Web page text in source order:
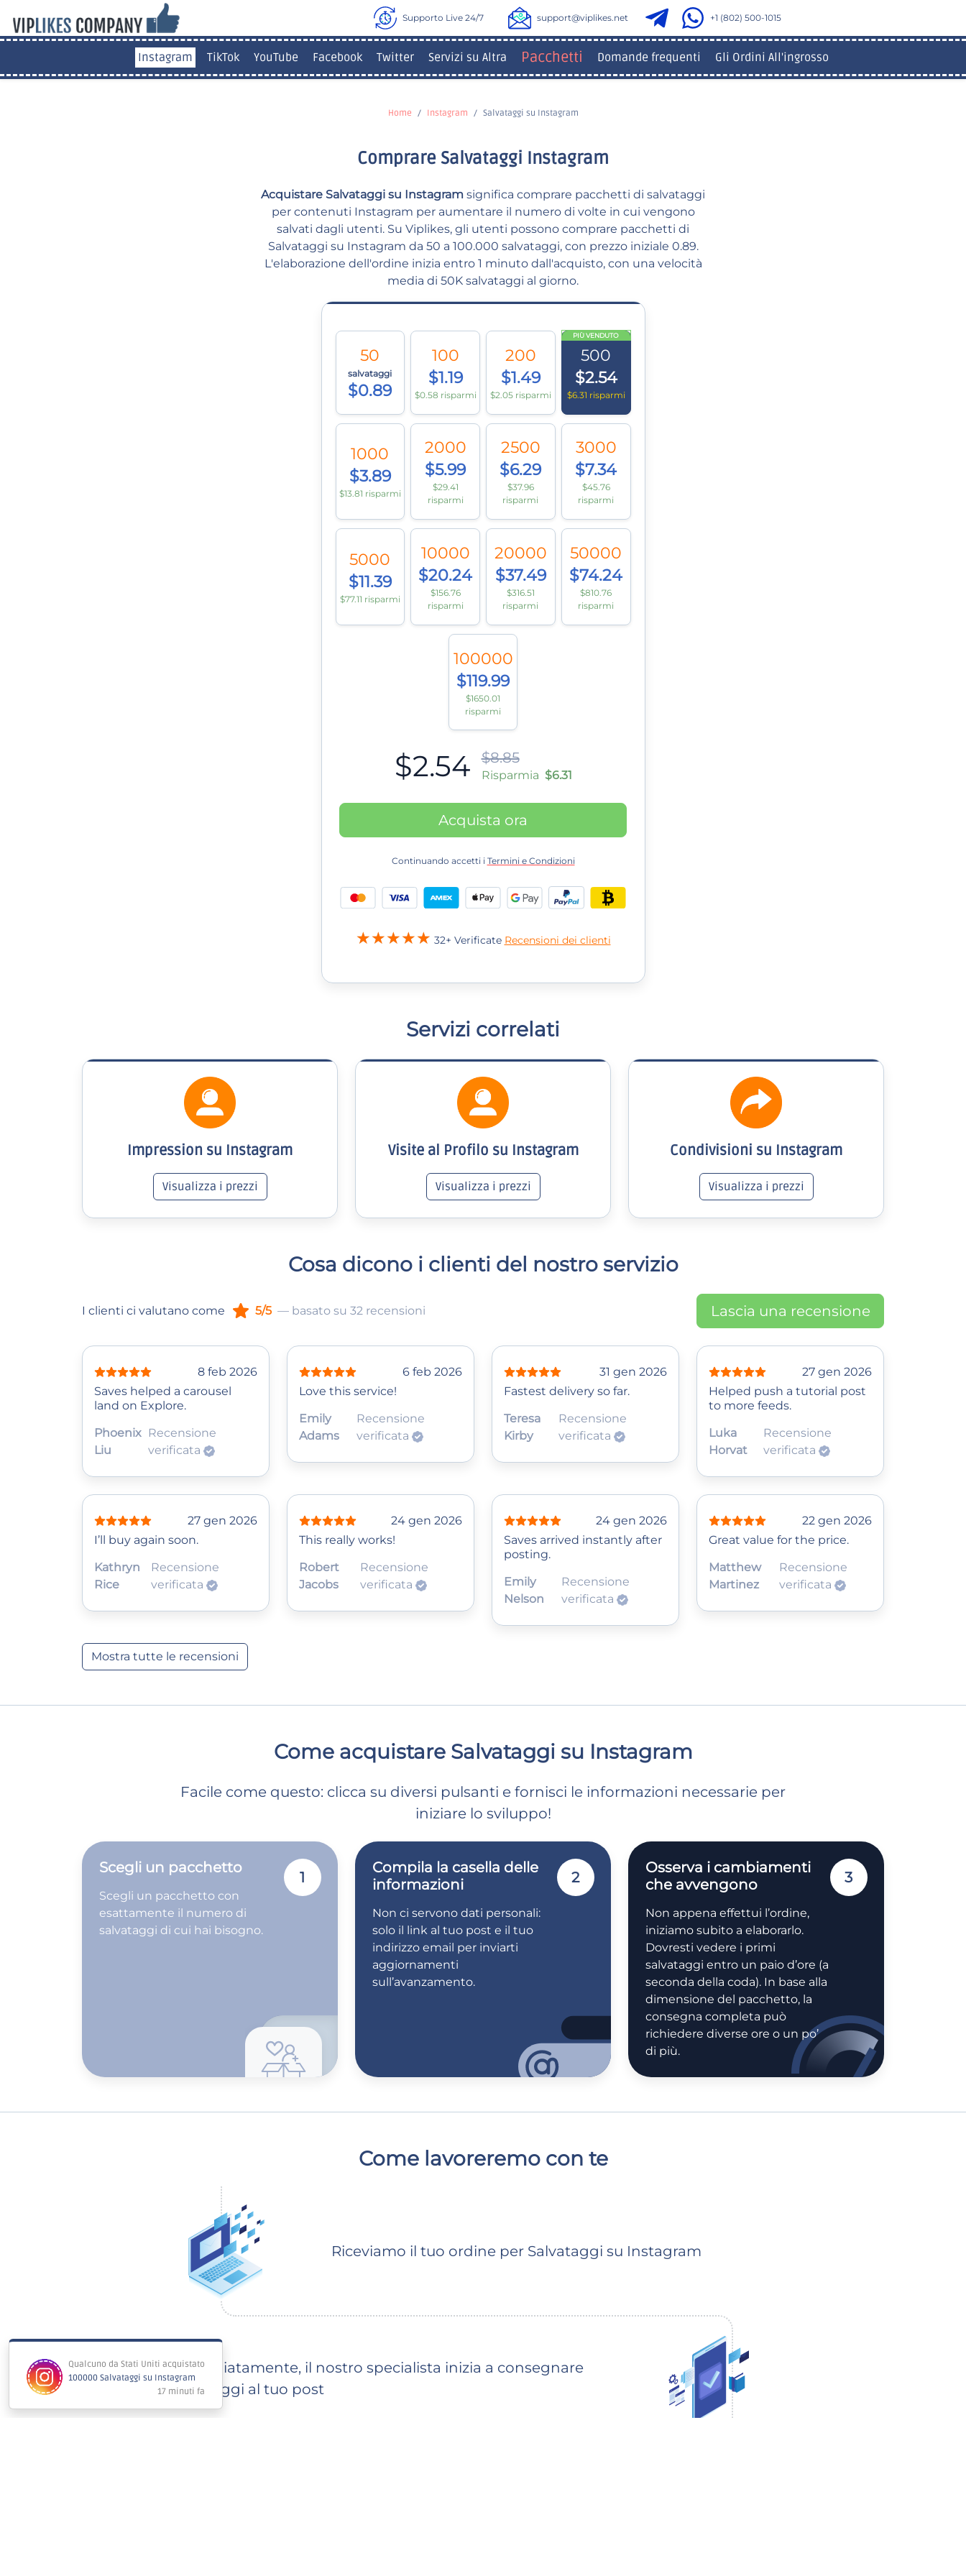
Supporto Live 24/7 support@viplikes.net +1 (802) 500-1015
Instagram TikTok YouTube Facebook Twitter Servizi su Altra Pacchetti Domande frequenti Gli Ordini All'ingrosso
Home Instagram Salvataggi su Instagram
Comprare Salvataggi Instagram
Acquistare Salvataggi su Instagram significa comprare pacchetti di salvataggi
per contenuti Instagram per aumentare il numero di volte in cui vengono
salvati dagli utenti. Su Viplikes, gli utenti possono comprare pacchetti di
Salvataggi su Instagram da 50 a 100.000 salvataggi, con prezzo iniziale 0.89.
L'elaborazione dell'ordine inizia entro 1 minuto dall'acquisto, con una velocità
media di 50K salvataggi al giorno.
50
salvataggi
$0.89
100
$1.19
$0.58 risparmi
200
$1.49
$2.05 risparmi
PIÙ VENDUTO
500
$2.54
$6.31 risparmi
1000
$3.89
$13.81 risparmi
2000
$5.99
$29.41
risparmi
2500
$6.29
$37.96
risparmi
3000
$7.34
$45.76
risparmi
5000
$11.39
$77.11 risparmi
10000
$20.24
$156.76
risparmi
20000
$37.49
$316.51
risparmi
50000
$74.24
$810.76
risparmi
100000
$119.99
$1650.01
risparmi
$2.54 $8.85
Risparmia $6.31
Acquista ora
Continuando accetti i Termini e Condizioni
32+ Verificate Recensioni dei clienti
Servizi correlati
Impression su Instagram
Visualizza i prezzi
Visite al Profilo su Instagram
Visualizza i prezzi
Condivisioni su Instagram
Visualizza i prezzi
Cosa dicono i clienti del nostro servizio
I clienti ci valutano come 5/5 — basato su 32 recensioni Lascia una recensione
8 feb 2026
Saves helped a carousel
land on Explore.
Phoenix
Liu
Recensione
verificata
6 feb 2026
Love this service!
Emily
Adams
Recensione
verificata
31 gen 2026
Fastest delivery so far.
Teresa
Kirby
Recensione
verificata
27 gen 2026
Helped push a tutorial post
to more feeds.
Luka
Horvat
Recensione
verificata
27 gen 2026
I’ll buy again soon.
Kathryn
Rice
Recensione
verificata
24 gen 2026
This really works!
Robert
Jacobs
Recensione
verificata
24 gen 2026
Saves arrived instantly after
posting.
Emily
Nelson
Recensione
verificata
22 gen 2026
Great value for the price.
Matthew
Martinez
Recensione
verificata
Mostra tutte le recensioni
Come acquistare Salvataggi su Instagram
Facile come questo: clicca su diversi pulsanti e fornisci le informazioni necessarie per
iniziare lo sviluppo!
Scegli un pacchetto
Scegli un pacchetto con
esattamente il numero di
salvataggi di cui hai bisogno.
1
Compila la casella delle
informazioni
Non ci servono dati personali:
solo il link al tuo post e il tuo
indirizzo email per inviarti
aggiornamenti
sull’avanzamento.
2
Osserva i cambiamenti
che avvengono
Non appena effettui l’ordine,
iniziamo subito a elaborarlo.
Dovresti vedere i primi
salvataggi entro un paio d’ore (a
seconda della coda). In base alla
dimensione del pacchetto, la
consegna completa può
richiedere diverse ore o un po’
di più.
3
Come lavoreremo con te
Riceviamo il tuo ordine per Salvataggi su Instagram
Immediatamente, il nostro specialista inizia a consegnare
salvataggi al tuo post